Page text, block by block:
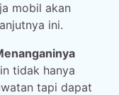
mobil akan
ini.
tidak hanya
tapi dapat